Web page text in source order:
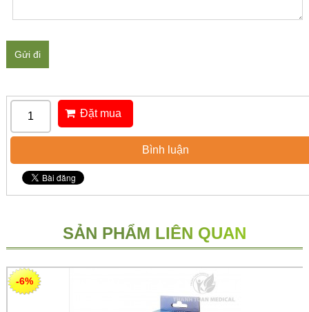
Gửi đi
Đặt mua
Bình luận
SẢN PHẨM LIÊN QUAN
-6%